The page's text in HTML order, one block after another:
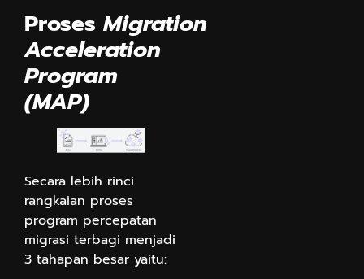
Proses Migration
Acceleration
Program
(MAP)
Secara lebih rinci
rangkaian proses
program percepatan
migrasi terbagi menjadi
3 tahapan besar yaitu: